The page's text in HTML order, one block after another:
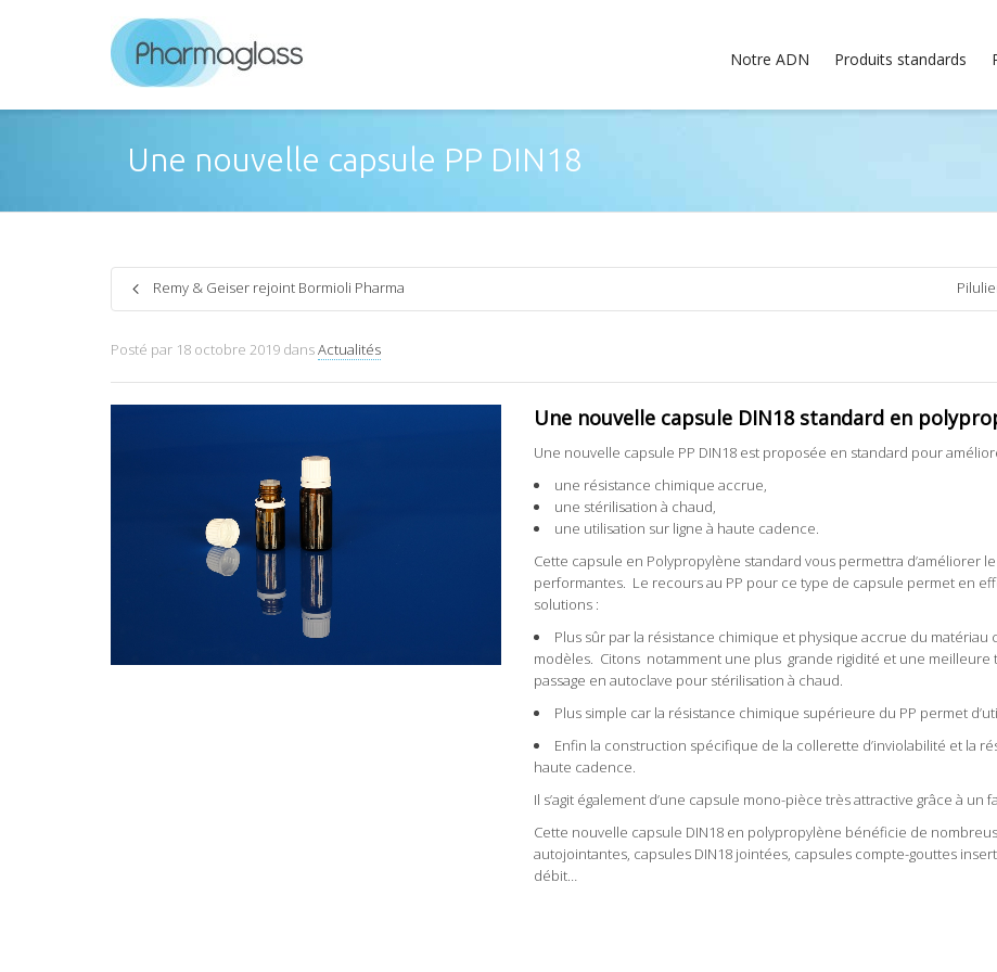
Notre ADN Produits standards
Une nouvelle capsule PP DIN18
Remy & Geiser rejoint Bormioli Pharma
Posté par 18 octobre 2019 dansActualités
Une nouvelle capsule DIN18 standard en
Une nouvelle capsule PP DIN18 est proposée en standard pour
une résistance chimique accrue,
une stérilisation à chaud,
une utilisation sur ligne à haute cadence.
Cette capsule en Polypropylène standard vous permettra d’améliorer
performantes. Le recours au PP pour ce type de capsule permet en
solutions :
Plus sûr par la résistance chimique et physique accrue du matériau
modèles. Citons notamment une plus grande rigidité et une
passage en autoclave pour stérilisation à chaud.
Plus simple car la résistance chimique supérieure du PP permet
Enfin la construction spécifique de la collerette d’inviolabilité et la
haute cadence.
Il s’agit également d’une capsule mono-pièce très attractive grâce à un
Cette nouvelle capsule DIN18 en polypropylène bénéficie de
autojointantes, capsules DIN18 jointées, capsules compte-gouttes
débit…